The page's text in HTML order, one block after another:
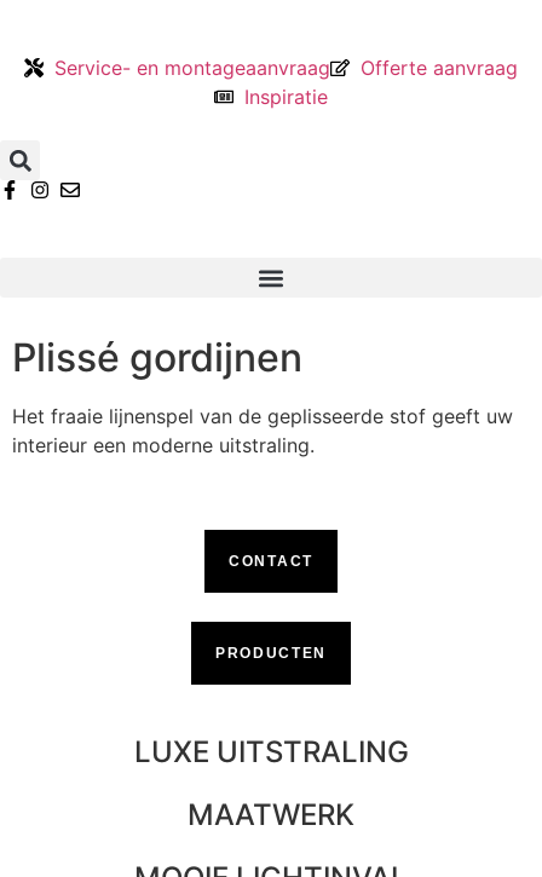
Service- en montageaanvraag
Offerte aanvraag
Inspiratie
Plissé gordijnen
Het fraaie lijnenspel van de geplisseerde stof geeft uw
interieur een moderne uitstraling.
CONTACT
PRODUCTEN
LUXE UITSTRALING
MAATWERK